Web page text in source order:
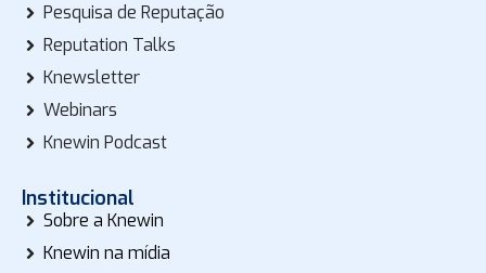
Pesquisa de Reputação
Reputation Talks
Knewsletter
Webinars
Knewin Podcast
Institucional
Sobre a Knewin
Knewin na mídia